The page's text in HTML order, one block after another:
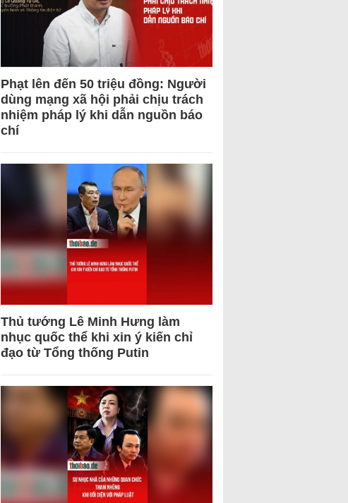
Phạt lên đến 50 triệu đồng: Người
dùng mạng xã hội phải chịu trách
nhiệm pháp lý khi dẫn nguồn báo
chí
Thủ tướng Lê Minh Hưng làm
nhục quốc thể khi xin ý kiến chỉ
đạo từ Tổng thống Putin